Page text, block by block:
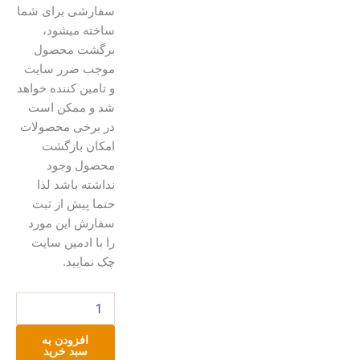
سفارشی برای شما
ساخته میشود،
برگشت محصول
موجب ضرر سایت
و تامین کننده خواهد
شد و ممکن است
در برخی محصولات
امکان بازگشت
محصول وجود
نداشته باشد لذا
حتما پیش از ثبت
سفارش این مورد
را با ادمین سایت
چک نمایید.
دوزی
افزودن به
سبد خرید